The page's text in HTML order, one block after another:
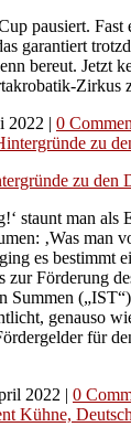
pausiert.
garantiert
bereut. Jetzt
Zirkus
2022 | 0
zu
staunt man als
‚Was man
es bestimmt
zur Förderung
Summen
genauso
für
2022 | 0